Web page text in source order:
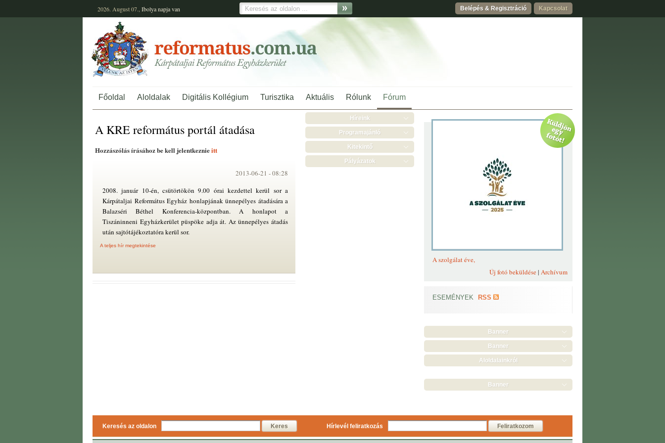
Belépés & Regisztráció Kapcsolat
2026. August 07., Ibolyanapja van
Főoldal Aloldalak Digitális Kollégium Turisztika Aktuális Rólunk Fórum
A KRE református portál átadása
Hozzászólás írásához be kell jelentkeznieitt
2013-06-21 -08:28
2008. január 10-én, csütörtökön 9.00 órai kezdettel kerül sor a
Kárpátaljai Református Egyház honlapjának ünnepélyes átadására a
Balazséri Béthel Konferencia-központban. A honlapot a
Tiszáninneni Egyházkerület püspöke adja át. Az ünnepélyes átadás
után sajtótájékoztatóra kerül sor.
A teljes hír megtekintése
Híreink
Programajánló
Kitekintő
Pályázatok
A szolgálat éve,
Új fotó beküldése| Archívum
ESEMÉNYEK RSS
Banner
Banner
Aloldalainkról
Banner
Keresés az oldalon Keres Hírlevél feliratkozás Feliratkozom